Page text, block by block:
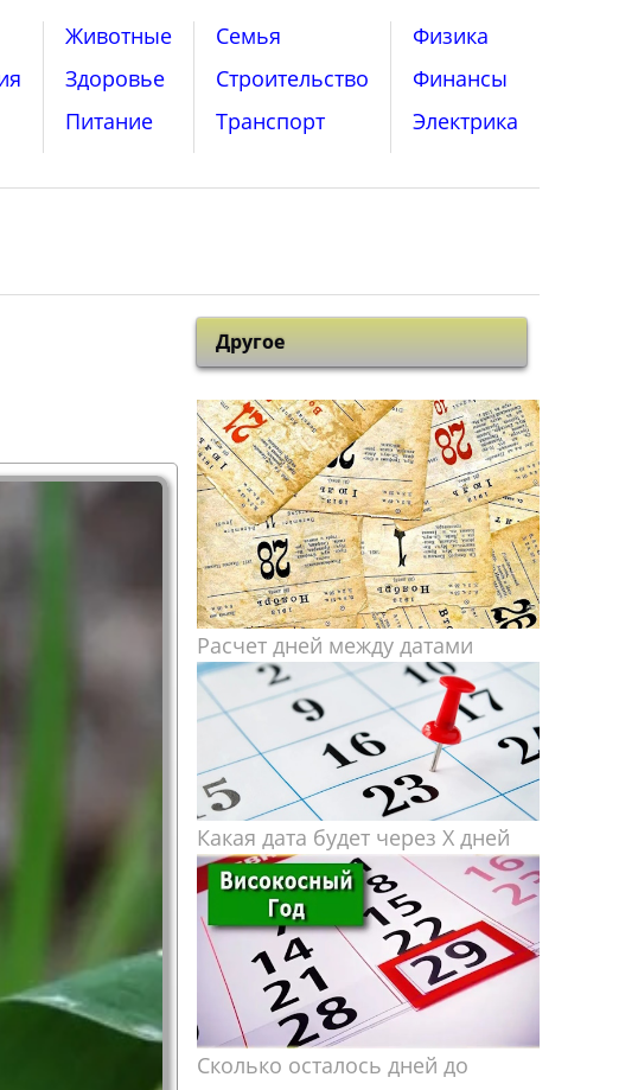
Животные
Здоровье
Питание
Семья
Строительство
Транспорт
Физика
Финансы
Электрика
Другое
Расчет дней между датами
Какая дата будет через X дней
Сколько осталось дней до